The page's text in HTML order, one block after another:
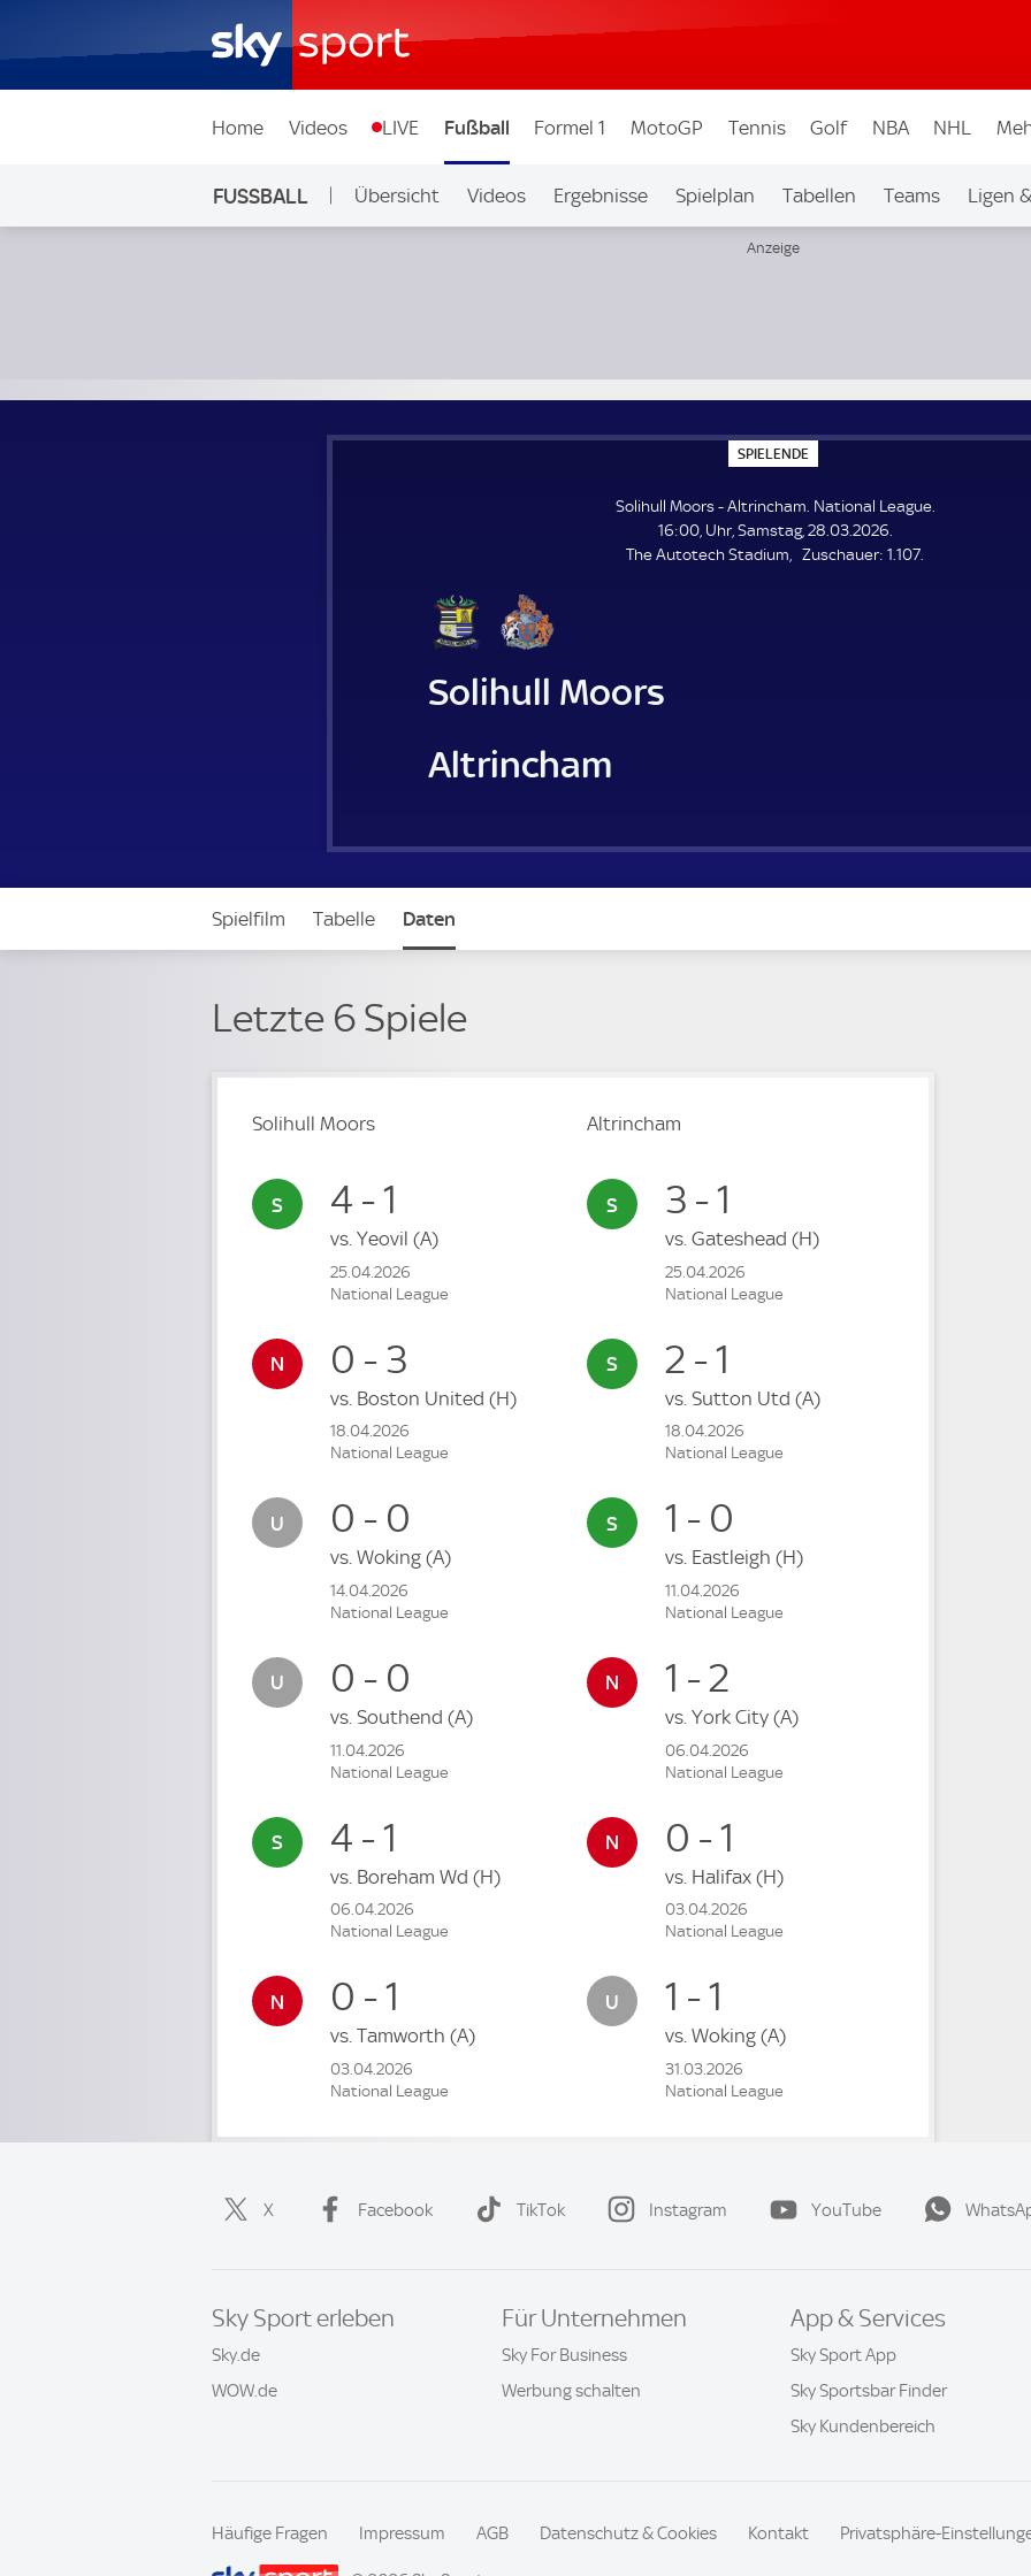
Home Videos LIVE Fußball Formel 1 MotoGP Tennis Golf NBA NHL
FUSSBALL Übersicht Videos Ergebnisse Spielplan Tabellen Teams Ligen
SPIELENDE
P
E
L
E
N
Solihull Moors - Altrincham. National League.
16:00, Uhr, Samstag, 28.03.2026.
The Autotech Stadium
Zuschauer: Z1.107.
Solihull Moors
Altrincham
Spielfilm Tabelle Daten
Letzte 6 Spiele
Solihull Moors
4 - 1
vs. Yeovil (A)
25.04.2026
National League
0 - 3
vs. Boston United (H)
18.04.2026
National League
0 - 0
vs. Woking (A)
14.04.2026
National League
0 - 0
vs. Southend (A)
11.04.2026
National League
4 - 1
vs. Boreham Wd (H)
06.04.2026
National League
0 - 1
vs. Tamworth (A)
03.04.2026
National League
Altrincham
3 - 1
vs. Gateshead (H)
25.04.2026
National League
2 - 1
vs. Sutton Utd (A)
18.04.2026
National League
1 - 0
vs. Eastleigh (H)
11.04.2026
National League
1 - 2
vs. York City (A)
06.04.2026
National League
0 - 1
vs. Halifax (H)
03.04.2026
National League
1 - 1
vs. Woking (A)
31.03.2026
National League
X Facebook TikTok Instagram YouTube
Sky Sport erleben
Sky.de
WOW.de
Für Unternehmen
Sky For Business
Werbung schalten
App & Services
Sky Sport App
Sky Sportsbar Finder
Sky Kundenbereich
Häufige Fragen Impressum AGB Datenschutz & Cookies Kontakt Privatsphäre-